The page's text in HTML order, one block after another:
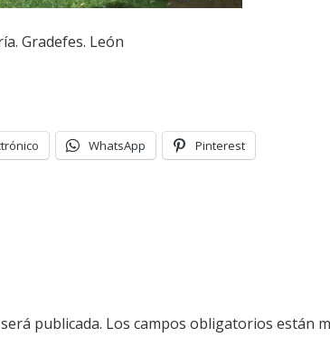
Gradefes. León
WhatsApp Pinterest
publicada. Los campos obligatorios están